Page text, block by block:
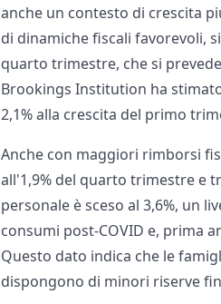
anche un contesto di crescita
di dinamiche fiscali favorevoli,
quarto trimestre, che si
Brookings Institution ha
2,1% alla crescita del primo
Anche con maggiori rimborsi
all'1,9% del quarto trimestre e
personale è sceso al 3,6%, un
consumi post-COVID e, prima
Questo dato indica che le
dispongono di minori riserve